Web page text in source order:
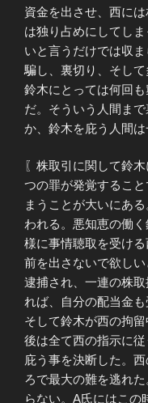
資金を出させ、西に
は独り占めにしてし
いと言うだけでは収
騙し、裏切り、そし
鈴木にとっては何回
だ。そういう人間ま
か、鈴木を庇う人間は
〖株取引に関して鈴
つの罪が発覚するこ
まうことが大いにあ
われる。悪知恵の働
様に事情聴取を受け
前を出さないで欲し
逮捕され、一連の株
れば、自分の配当金
そして鈴木が西の拘
後は全て西の指示に
庇う事を決断した。
ろで最大の難を逃れ
らない。A氏にはこの